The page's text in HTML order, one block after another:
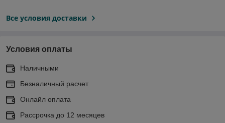
Все условия доставки
Условия оплаты
Наличными
Безналичный расчет
Онлайл оплата
Рассрочка до 12 месяцев